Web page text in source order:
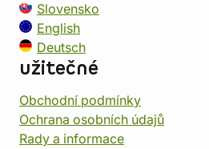
Slovensko
English
Deutsch
užitečné
Obchodní podmínky
Ochrana osobních údajů
Rady a informace